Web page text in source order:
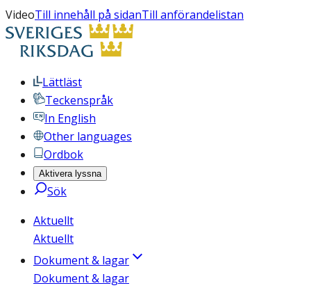
VideoTill innehåll på sidanTill anförandelistan
Lättläst
Teckenspråk
In English
Other languages
Ordbok
Aktivera lyssna
Sök
Aktuellt
Aktuellt
Dokument & lagar
Dokument & lagar